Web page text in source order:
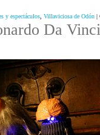
y espectáculos Villaviciosa de Odón |
Da